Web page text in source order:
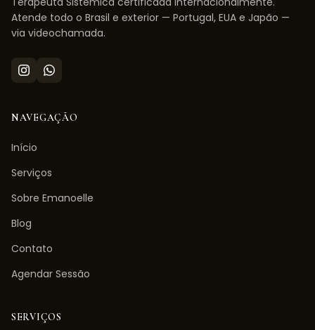
Atende todo o Brasil e exterior — Portugal, EUA e Japão —
via videochamada.
NAVEGAÇÃO
Início
Serviços
Sobre Emanoelle
Blog
Contato
Agendar Sessão
SERVIÇOS